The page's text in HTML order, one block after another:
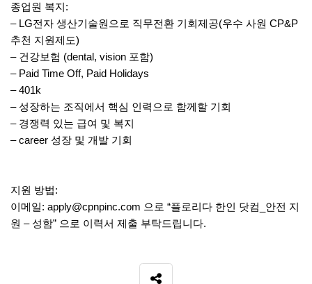
종업원 복지:
– LG전자 생산기술원으로 직무전환 기회제공(우수 사원 CP&P
추천 지원제도)
– 건강보험 (dental, vision 포함)
– Paid Time Off, Paid Holidays
– 401k
– 성장하는 조직에서 핵심 인력으로 함께할 기회
– 경쟁력 있는 급여 및 복지
– career 성장 및 개발 기회
지원 방법:
이메일: apply@cpnpinc.com 으로 “플로리다 한인 닷컴_안전 지
원 – 성함” 으로 이력서 제출 부탁드립니다.